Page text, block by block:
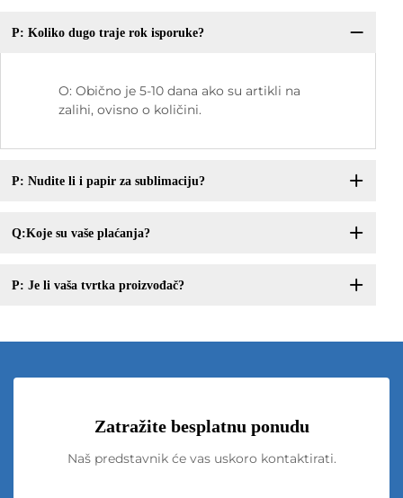
P: Koliko dugo traje rok isporuke?
O: Obično je 5-10 dana ako su artikli na
zalihi, ovisno o količini.
P: Nudite li i papir za sublimaciju?
Q:Koje su vaše plaćanja?
P: Je li vaša tvrtka proizvođač?
Zatražite besplatnu ponudu
Naš predstavnik će vas uskoro kontaktirati.